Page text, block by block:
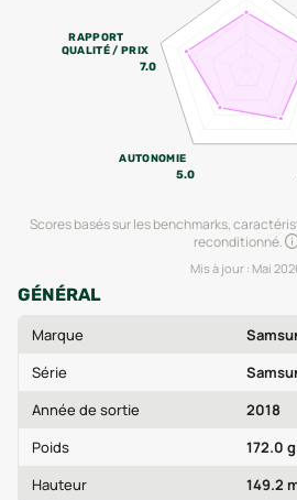
AUTONOMIE
5.0
RAPPORT
QUALITÉ / PRIX
7.0
Scores basés sur les benchmarks,
reconditionné.
Mis à jour : Mai
GÉNÉRAL
Marque
Série
Année de sortie
2018
Poids
172.0 g
Hauteur
149.2